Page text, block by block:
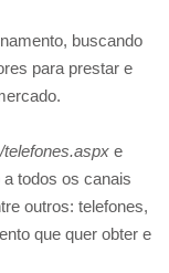
buscando
para prestar e
e
todos os canais
outros: telefones,
que quer obter e